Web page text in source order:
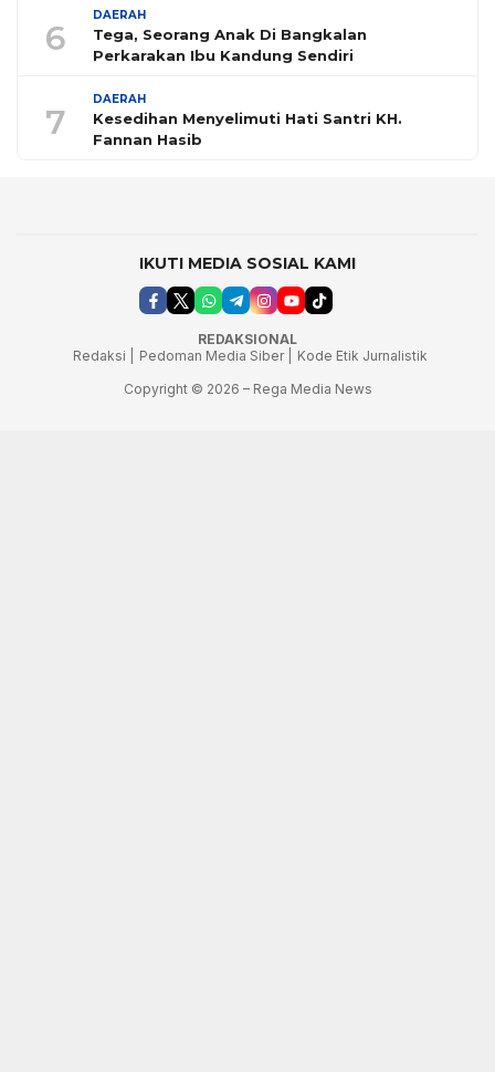
6
DAERAH
Tega, Seorang Anak Di Bangkalan
Perkarakan Ibu Kandung Sendiri
7
DAERAH
Kesedihan Menyelimuti Hati Santri KH.
Fannan Hasib
IKUTI MEDIA SOSIAL KAMI
REDAKSIONAL
Redaksi |
Pedoman Media Siber |
Kode Etik Jurnalistik
Copyright © 2026 – Rega Media News